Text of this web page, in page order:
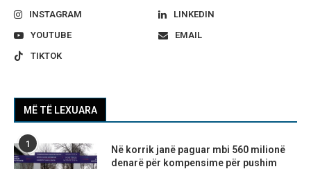
INSTAGRAM
LINKEDIN
YOUTUBE
EMAIL
TIKTOK
MË TË LEXUARA
1
Në korrik janë paguar mbi 560 milionë
denarë për kompensime për pushim